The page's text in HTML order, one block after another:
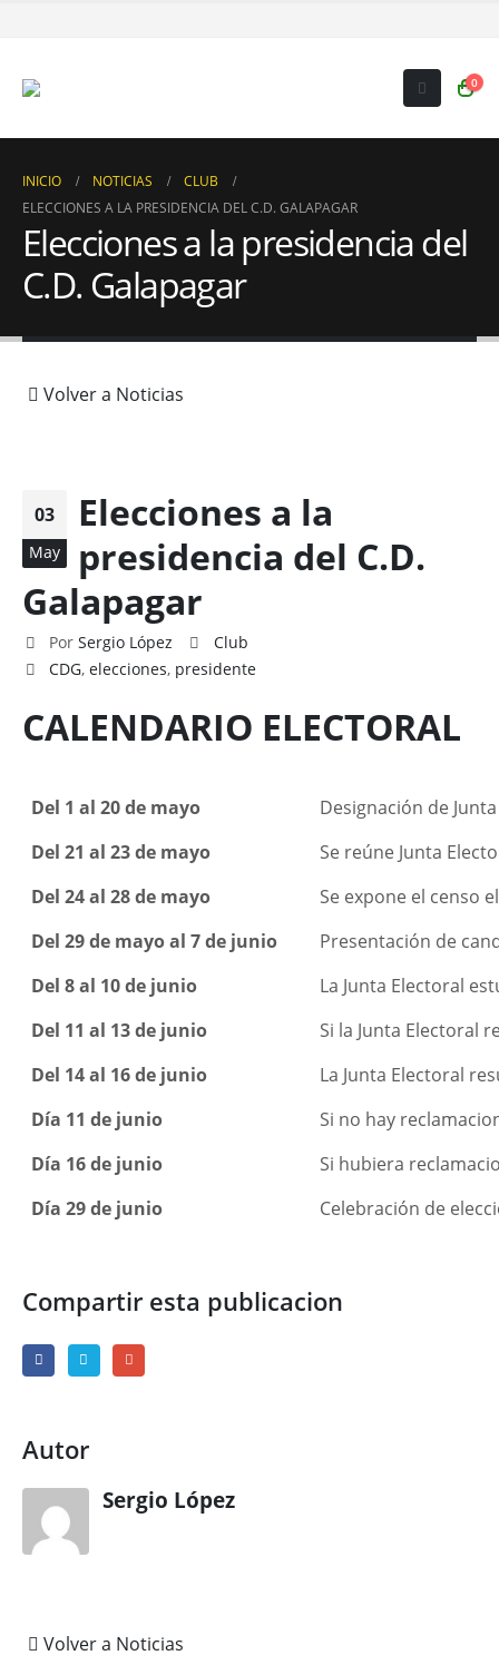
0
INICIO NOTICIAS
CLUB
ELECCIONES A LA PRESIDENCIA DEL C.D. GALAPAGAR
Elecciones a la presidencia del
C.D. Galapagar
Volver a Noticias
03
May
Elecciones a la
presidencia del C.D.
Galapagar
Por Sergio López
Club
CDG,elecciones, presidente
CALENDARIO ELECTORAL
Del 1 al 20 de mayo
Designación de
Del 21 al 23 de mayo
Se reúne Junta
Del 24 al 28 de mayo
Se expone el censo
Del 29 de mayo al 7 de junio
Presentación de
Del 8 al 10 de junio
La Junta Electoral
Del 11 al 13 de junio
Si la Junta Electoral
Del 14 al 16 de junio
La Junta Electoral
Día 11 de junio
Si no hay
Día 16 de junio
Si hubiera
Día 29 de junio
Celebración de
Compartir esta publicacion
Autor
Sergio López
Volver a Noticias